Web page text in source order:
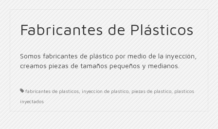
Fabricantes de Plásticos
Somos fabricantes de plástico por medio de la inyección,
creamos piezas de tamaños pequeños y medianos.
fabricantes de plasticos inyeccion de plastico piezas de plastico plasticos
inyectados